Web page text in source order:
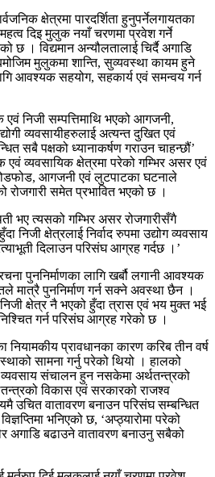
क्षेत्रमा पारदर्शिता हुनुपर्नेलगायतका
दिइ मुलुक नयाँ चरणमा प्रवेश गर्ने
छ । विद्यमान अन्यौलतालाई चिर्दै अगाडि
मुलुकमा शान्ति, सुव्यवस्था कायम हुने
आवश्यक सहयोग, सहकार्य एवं समन्वय गर्न
निजी सम्पत्तिमाथि भएको आगजनी,
व्यवसायीहरुलाई अत्यन्त दुखित एवं
सबै पक्षको ध्यानाकर्षण गराउन चाहन्छौं’
एवं व्यवसायिक क्षेत्रमा परेको गम्भिर असर एवं
आगजनी एवं लुटपाटका घटनाले
रोजगारी समेत प्रभावित भएको छ ।
भए त्यसको गम्भिर असर रोजगारीसँगै
निजी क्षेत्रलाई निर्वाद रुपमा उद्योग व्यवसाय
दिलाउन परिसंघ आग्रह गर्दछ ।’
पुननिर्माणका लागि खर्बौ लगानी आवश्यक
मात्रै पुननिर्माण गर्न सक्ने अवस्था छैन ।
क्षेत्र नै भएको हुँदा त्रास एवं भय मुक्त भई
गर्न परिसंघ आग्रह गरेको छ ।
नियामकीय प्रावधानका कारण करिब तीन वर्ष
सामना गर्नु परेको थियो । हालको
व्यवसाय संचालन हुन नसकेमा अर्थतन्त्रको
विकास एवं सरकारको राजश्व
उचित वातावरण बनाउन परिसंघ सम्बन्धित
भनिएको छ, ‘अप्ठ्यारोमा परेको
अगाडि बढाउने वातावरण बनाउनु सबैको